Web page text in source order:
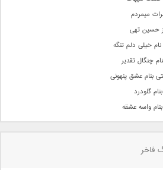
میمردم
حسین تهی
چنگال تقدیر
بنام عشق پنهونی
گلودرد
واسه عشقه
فاخر